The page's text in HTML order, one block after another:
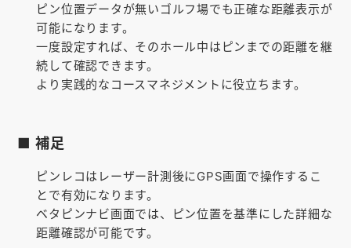
ピン位置データが無いゴルフ場でも正確な距離表示が
可能になります。
一度設定すれば、そのホール中はピンまでの距離を継
続して確認できます。
より実践的なコースマネジメントに役立ちます。
■ 補足
ピンレコはレーザー計測後にGPS画面で操作するこ
とで有効になります。
ベタピンナビ画面では、ピン位置を基準にした詳細な
距離確認が可能です。